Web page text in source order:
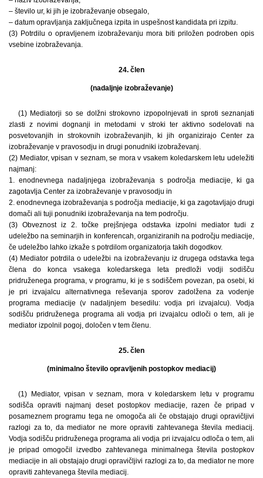
– število ur, ki jih je izobraževanje obsegalo,
– datum opravljanja zaključnega izpita in uspešnost kandidata pri izpitu.
(3) Potrdilu o opravljenem izobraževanju mora biti priložen podroben opis
vsebine izobraževanja.
24. člen
(nadaljnje izobraževanje)
(1) Mediatorji so se dolžni strokovno izpopolnjevati in sproti seznanjati
zlasti z novimi dognanji in metodami v stroki ter aktivno sodelovati na
posvetovanjih in strokovnih izobraževanjih, ki jih organizirajo Center za
izobraževanje v pravosodju in drugi ponudniki izobraževanj.
(2) Mediator, vpisan v seznam, se mora v vsakem koledarskem letu udeležiti
najmanj:
1. enodnevnega nadaljnjega izobraževanja s področja mediacije, ki ga
zagotavlja Center za izobraževanje v pravosodju in
2. enodnevnega izobraževanja s področja mediacije, ki ga zagotavljajo drugi
domači ali tuji ponudniki izobraževanja na tem področju.
(3) Obveznost iz 2. točke prejšnjega odstavka izpolni mediator tudi z
udeležbo na seminarjih in konferencah, organiziranih na področju mediacije,
če udeležbo lahko izkaže s potrdilom organizatorja takih dogodkov.
(4) Mediator potrdila o udeležbi na izobraževanju iz drugega odstavka tega
člena do konca vsakega koledarskega leta predloži vodji sodišču
pridruženega programa, v programu, ki je s sodiščem povezan, pa osebi, ki
je pri izvajalcu alternativnega reševanja sporov zadolžena za vodenje
programa mediacije (v nadaljnjem besedilu: vodja pri izvajalcu). Vodja
sodišču pridruženega programa ali vodja pri izvajalcu odloči o tem, ali je
mediator izpolnil pogoj, določen v tem členu.
25. člen
(minimalno število opravljenih postopkov mediacij)
(1) Mediator, vpisan v seznam, mora v koledarskem letu v programu
sodišča opraviti najmanj deset postopkov mediacije, razen če pripad v
posameznem programu tega ne omogoča ali če obstajajo drugi opravičljivi
razlogi za to, da mediator ne more opraviti zahtevanega števila mediacij.
Vodja sodišču pridruženega programa ali vodja pri izvajalcu odloča o tem, ali
je pripad omogočil izvedbo zahtevanega minimalnega števila postopkov
mediacije in ali obstajajo drugi opravičljivi razlogi za to, da mediator ne more
opraviti zahtevanega števila mediacij.